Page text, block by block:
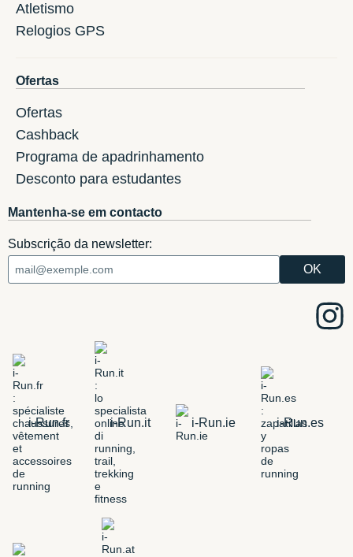
Atletismo
Relogios GPS
Ofertas
Ofertas
Cashback
Programa de apadrinhamento
Desconto para estudantes
Mantenha-se em contacto
Subscrição da newsletter:
i-Run.fr i-Run.it i-Run.ie i-Run.es